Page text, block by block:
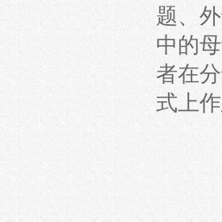
题、
中的
者在
式上